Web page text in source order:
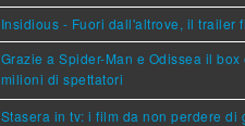
Insidious - Fuori dall'altrove, il trailer
Grazie a Spider-Man e Odissea il
milioni di spettatori
Stasera in tv: i film da non perdere di